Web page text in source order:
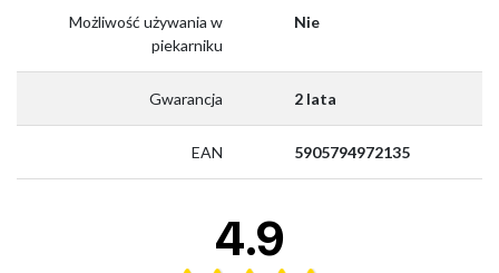
Możliwość używania w
piekarniku
Nie
Gwarancja 2 lata
EAN 5905794972135
4.9